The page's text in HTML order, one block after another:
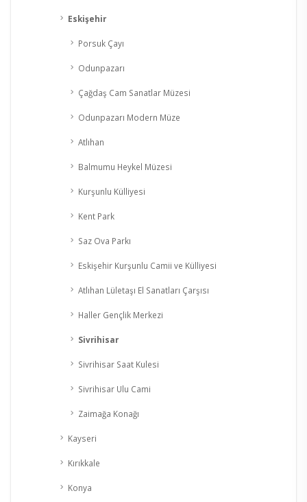
Eskişehir
Porsuk Çayı
Odunpazarı
Çağdaş Cam Sanatlar Müzesi
Odunpazarı Modern Müze
Atlıhan
Balmumu Heykel Müzesi
Kurşunlu Külliyesi
Kent Park
Saz Ova Parkı
Eskişehir Kurşunlu Camii ve Külliyesi
Atlıhan Lületaşı El Sanatları Çarşısı
Haller Gençlik Merkezi
Sivrihisar
Sivrihisar Saat Kulesi
Sivrihisar Ulu Cami
Zaimağa Konağı
Kayseri
Kırıkkale
Konya